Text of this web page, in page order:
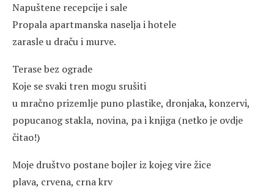
Napuštene recepcije i sale
Propala apartmanska naselja i hotele
zarasle u draču i murve.
Terase bez ograde
Koje se svaki tren mogu srušiti
u mračno prizemlje puno plastike, dronjaka, konzervi,
popucanog stakla, novina, pa i knjiga (netko je ovdje
čitao!)
Moje društvo postane bojler iz kojeg vire žice
plava, crvena, crna krv